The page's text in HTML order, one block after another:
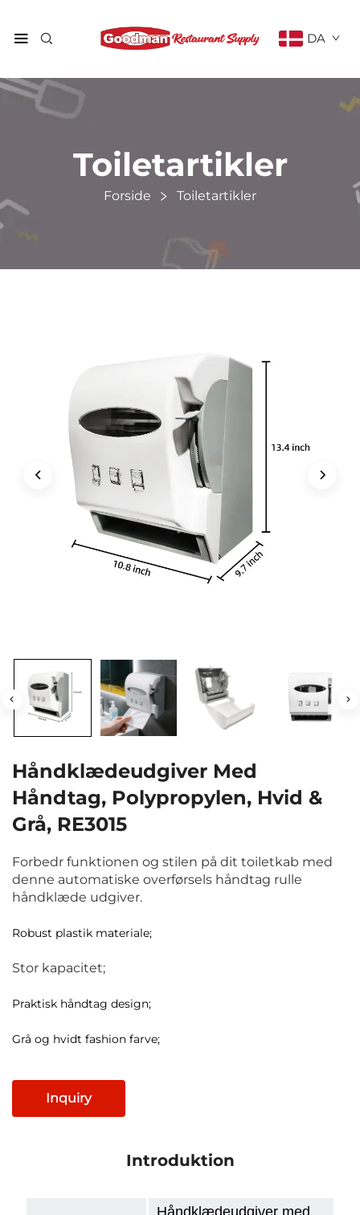
DA
Toiletartikler
Forside Toiletartikler
Håndklædeudgiver Med
Håndtag, Polypropylen, Hvid &
Grå, RE3015
Forbedr funktionen og stilen på dit toiletkab med
denne automatiske overførsels håndtag rulle
håndklæde udgiver.
Robust plastik materiale;
Stor kapacitet;
Praktisk håndtag design;
Grå og hvidt fashion farve;
Inquiry
Introduktion
Håndklædeudgiver med